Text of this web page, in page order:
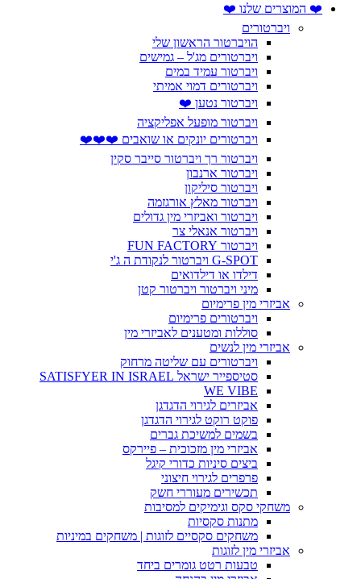
❤️ המוצרים שלנו ❤️
ויברטורים
הויברטור הראשון שלי
ויברטורים מג'ל – גמישים
ויברטור עמיד במים
ויברטורים דמוי אמיתי
ויברטור נטען ❤️
ויברטור מופעל אפליקציה
ויברטורים יונקים או שואבים ❤️❤️❤️
ויברטור רך ויברטור סייבר סקין
ויברטור ארנבון
ויברטור סיליקון
ויברטור מאלץ אורגזמה
ויברטור ואביזרי מין גדולים
ויברטור אנאלי צר
ויברטור FUN FACTORY
G-SPOT ויברטור לנקודת ה ג'י
דילדו או דילדואים
מיני ויברטור ויברטור קטן
אביזרי מין פרימיום
ויברטורים פרימיום
סוללות ומטענים לאביזרי מין
אביזרי מין לנשים
ויברטורים עם שליטה מרחוק
סטיספייר ישראל SATISFYER IN ISRAEL
WE VIBE
אביזרים לגירוי הדגדגן
פוקט רוקט לגירוי הדגדגן
בשמים למשיכת גברים
אביזרי מין מזכוכית – פיירקס
ביצים סיניות כדורי קיגל
פרפרים לגירוי חיצוני
תכשירים מעוררי חשק
משחקי סקס וגימיקים למסיבות
מתנות סקסיות
משחקים סקסיים לזוגות | משחקים במיניות
אביזרי מין לזוגות
טבעות רטט גומרים ביחד